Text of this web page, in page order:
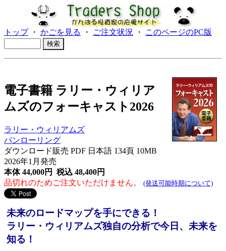
トップ・ かごを見る ・ ご注文状況 ・ このページのPC版
電子書籍 ラリー・ウィリア
ムズのフォーキャスト2026
ラリー・ウィリアムズ
パンローリング
ダウンロード販売 PDF 日本語 134頁 10MB
2026年1月発売
本体 44,000円 税込 48,400円
品切れのためご注文いただけません。
(発送可能時期について)
未来のロードマップを手にできる！
ラリー・ウィリアムズ独自の分析で今日、未来を
知る！